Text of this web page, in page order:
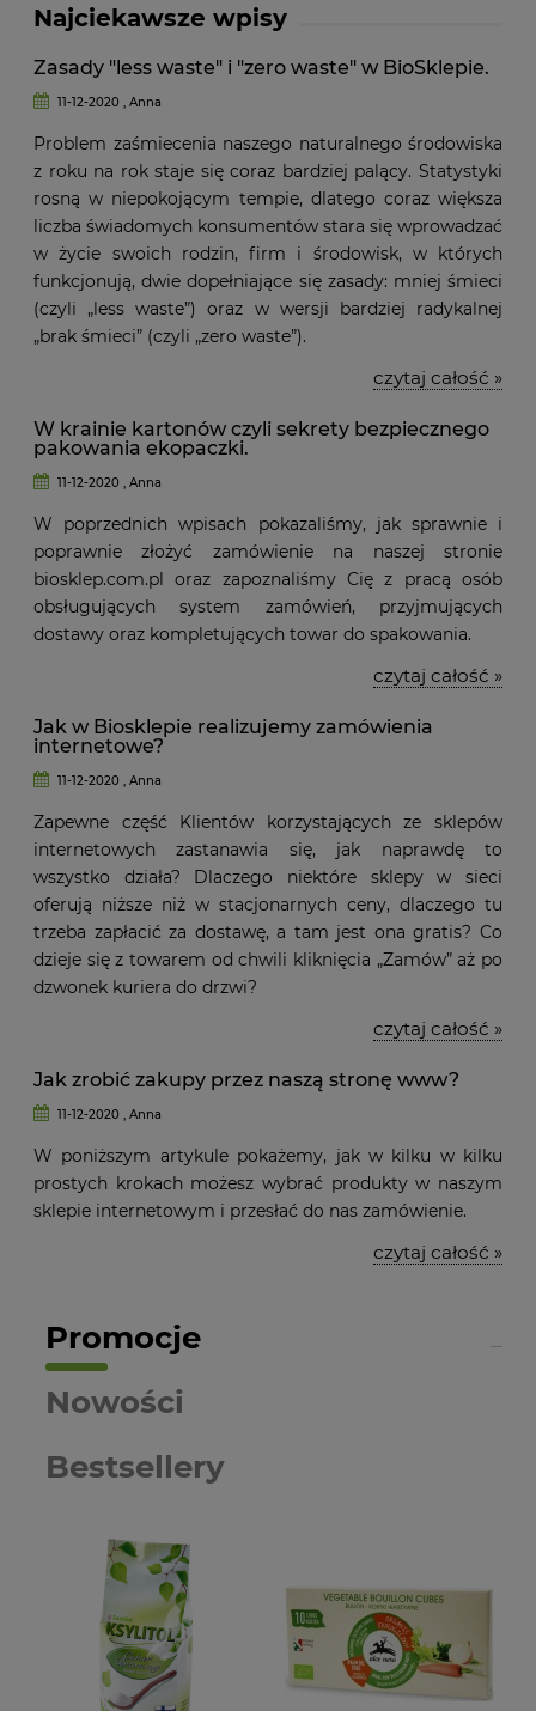
Najciekawsze wpisy
Zasady "less waste" i "zero waste" w BioSklepie.
11-12-2020 , Anna
Problem zaśmiecenia naszego naturalnego środowiska
z roku na rok staje się coraz bardziej palący. Statystyki
rosną w niepokojącym tempie, dlatego coraz większa
liczba świadomych konsumentów stara się wprowadzać
w życie swoich rodzin, firm i środowisk, w których
funkcjonują, dwie dopełniające się zasady: mniej śmieci
(czyli „less waste”) oraz w wersji bardziej radykalnej
„brak śmieci” (czyli „zero waste”).
czytaj całość »
W krainie kartonów czyli sekrety bezpiecznego
pakowania ekopaczki.
11-12-2020 , Anna
W poprzednich wpisach pokazaliśmy, jak sprawnie i
poprawnie złożyć zamówienie na naszej stronie
biosklep.com.pl oraz zapoznaliśmy Cię z pracą osób
obsługujących system zamówień, przyjmujących
dostawy oraz kompletujących towar do spakowania.
czytaj całość »
Jak w Biosklepie realizujemy zamówienia
internetowe?
11-12-2020 , Anna
Zapewne część Klientów korzystających ze sklepów
internetowych zastanawia się, jak naprawdę to
wszystko działa? Dlaczego niektóre sklepy w sieci
oferują niższe niż w stacjonarnych ceny, dlaczego tu
trzeba zapłacić za dostawę, a tam jest ona gratis? Co
dzieje się z towarem od chwili kliknięcia „Zamów” aż po
dzwonek kuriera do drzwi?
czytaj całość »
Jak zrobić zakupy przez naszą stronę www?
11-12-2020 , Anna
W poniższym artykule pokażemy, jak w kilku w kilku
prostych krokach możesz wybrać produkty w naszym
sklepie internetowym i przesłać do nas zamówienie.
czytaj całość »
Promocje
Nowości
Bestsellery